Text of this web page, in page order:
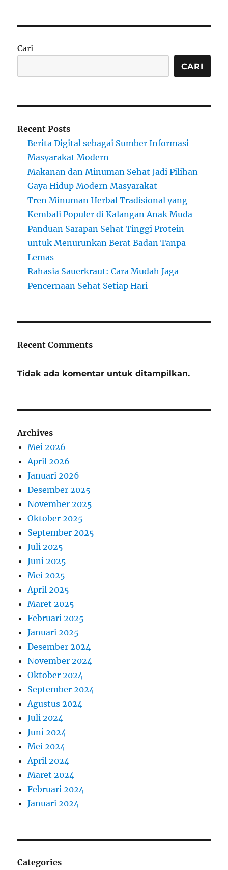
Cari
CARI
Recent Posts
Berita Digital sebagai Sumber Informasi
Masyarakat Modern
Makanan dan Minuman Sehat Jadi Pilihan
Gaya Hidup Modern Masyarakat
Tren Minuman Herbal Tradisional yang
Kembali Populer di Kalangan Anak Muda
Panduan Sarapan Sehat Tinggi Protein
untuk Menurunkan Berat Badan Tanpa
Lemas
Rahasia Sauerkraut: Cara Mudah Jaga
Pencernaan Sehat Setiap Hari
Recent Comments
Tidak ada komentar untuk ditampilkan.
Archives
Mei 2026
April 2026
Januari 2026
Desember 2025
November 2025
Oktober 2025
September 2025
Juli 2025
Juni 2025
Mei 2025
April 2025
Maret 2025
Februari 2025
Januari 2025
Desember 2024
November 2024
Oktober 2024
September 2024
Agustus 2024
Juli 2024
Juni 2024
Mei 2024
April 2024
Maret 2024
Februari 2024
Januari 2024
Categories